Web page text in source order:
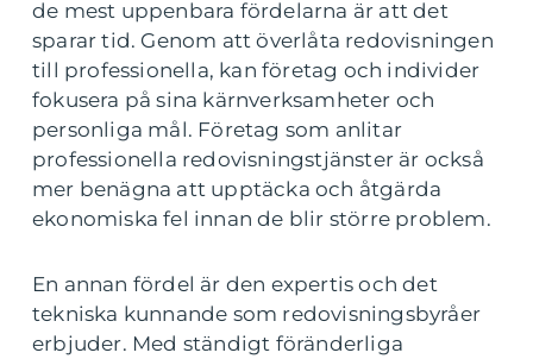
de mest uppenbara fördelarna är att det
sparar tid. Genom att överlåta redovisningen
till professionella, kan företag och individer
fokusera på sina kärnverksamheter och
personliga mål. Företag som anlitar
professionella redovisningstjänster är också
mer benägna att upptäcka och åtgärda
ekonomiska fel innan de blir större problem.
En annan fördel är den expertis och det
tekniska kunnande som redovisningsbyråer
erbjuder. Med ständigt föränderliga